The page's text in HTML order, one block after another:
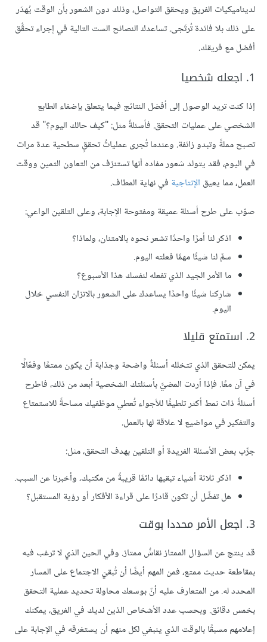
لديناميكيات الفريق ويحقق التواصل، وذلك دون الشعور بأن الوقت يُهدَر
على ذلك بلا فائدة تُرتَجى. تساعدك النصائح الست التالية في إجراء تحقُّق
أفضل مع فريقك.
1. اجعله شخصيا
إذا كنت تريد الوصول إلى أفضل النتائج فيما يتعلق بإضفاء الطابع
الشخصي على عمليات التحقق. فأسئلةٌ مثل: "كيف حالك اليوم؟" قد
تصبح مملةً وتبدو زائفة. وعندما تُجرى عملياتُ تحققٍ سطحية عدة مرات
في اليوم، فقد يتولد شعور مفاده أنها تستنزف من التعاون الثمين ووقت
العمل، مما يعيق الإنتاجية في نهاية المطاف.
صوّب على طرح أسئلة عميقة ومفتوحة الإجابة، وعلى التلقين الواعي:
اذكر لنا أمرًا واحدًا تشعر نحوه بالامتنان، ولماذا؟
سمِّ لنا شيئًا مهمًا فعلته اليوم.
ما الأمر الجيد الذي تفعله لنفسك هذا الأسبوع؟
شارِكنا شيئًا واحدًا يساعدك على الشعور بالاتزان النفسي خلال
اليوم.
2. استمتع قليلا
يمكن للتحقق الذي تتخلله أسئلةٌ واضحة وجذابة أن يكون ممتعًا وفعّالًا
في آن معًا. فإذا أردت المضيَّ بأسئلتك الشخصية أبعد من ذلك، فاطرح
أسئلةً ذات نمط أكثر تلطيفًا للأجواء تُعطي موظفيك مساحةً للاستمتاع
والتفكير في مواضيع لا علاقة لها بالعمل.
جرِّب بعض الأسئلة الفريدة أو التلقين بهدف التحقق، مثل:
اذكر ثلاثة أشياء تبقيها دائمًا قريبةً من مكتبك، وأخبرنا عن السبب.
هل تفضِّل أن تكون قادرًا على قراءة الأفكار أو رؤية المستقبل؟
3. اجعل الأمر محددا بوقت
قد ينتج عن السؤال الممتاز نقاشٌ ممتاز. وفي الحين الذي لا ترغب فيه
بمقاطعة حديث ممتع، فمن المهم أيضًا أن تُبقيَ الاجتماع على المسار
المحدد له. من المتعارف عليه أنّ بوسعك محاولة تحديد عملية التحقق
بخمس دقائق. وبحسب عدد الأشخاص الذين لديك في الفريق، يمكنك
إعلامهم مسبقًا بالوقت الذي ينبغي لكل منهم أن يستغرقه في الإجابة على